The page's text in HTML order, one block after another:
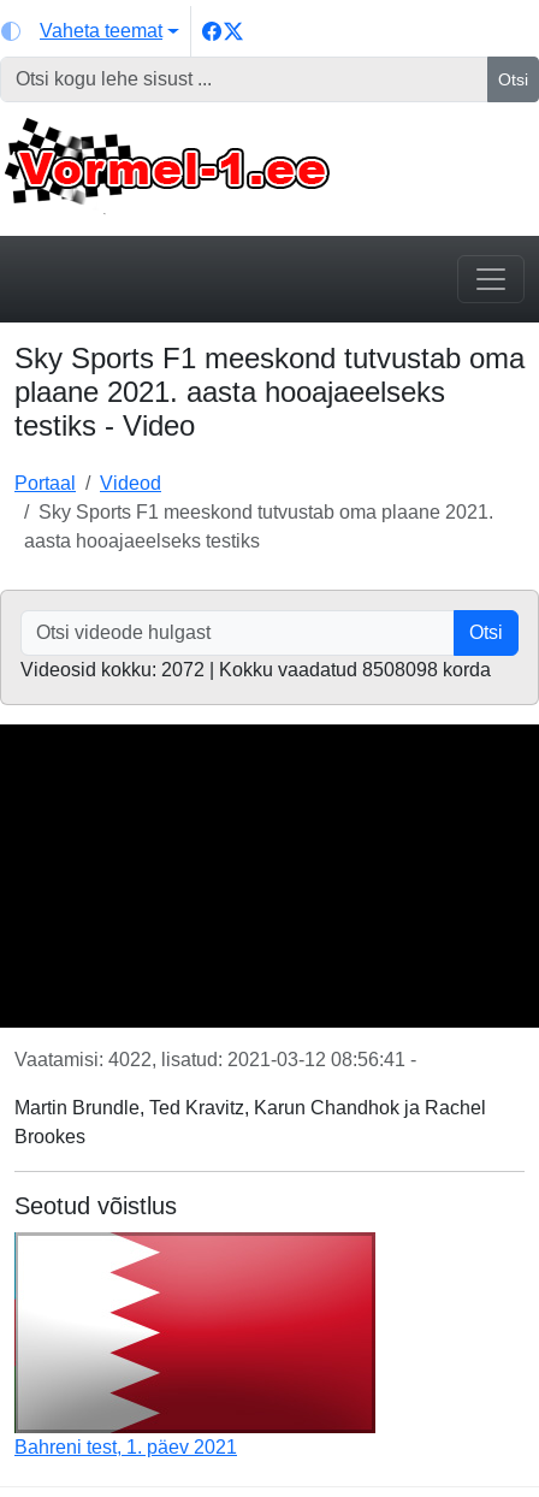
Vaheta teemat
Otsi
Sky Sports F1 meeskond tutvustab oma
plaane 2021. aasta hooajaeelseks
testiks - Video
Portaal
Videod
Sky Sports F1 meeskond tutvustab oma plaane 2021.
aasta hooajaeelseks testiks
Otsi
Videosid kokku: 2072 | Kokku vaadatud 8508098 korda
Vaatamisi: 4022, lisatud: 2021-03-12 08:56:41 -
Martin Brundle, Ted Kravitz, Karun Chandhok ja Rachel
Brookes
Seotud võistlus
Bahreni test, 1. päev 2021